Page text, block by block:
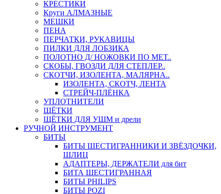
КРЕСТИКИ
Круги АЛМАЗНЫЕ
МЕШКИ
ПЕНА
ПЕРЧАТКИ, РУКАВИЦЫ
ПИЛКИ ДЛЯ ЛОБЗИКА
ПОЛОТНО Д/ НОЖОВКИ ПО МЕТ..
СКОБЫ, ГВОЗДИ ДЛЯ СТЕПЛЕР..
СКОТЧИ, ИЗОЛЕНТА, МАЛЯРНА..
ИЗОЛЕНТА, СКОТЧ, ЛЕНТА
СТРЕЙЧ-ПЛЁНКА
УПЛОТНИТЕЛИ
ЩЁТКИ
ЩЁТКИ ДЛЯ УШМ и дрели
РУЧНОЙ ИНСТРУМЕНТ
БИТЫ
БИТЫ ШЕСТИГРАННИКИ И ЗВЁЗДОЧКИ,
ШЛИЦ
АДАПТЕРЫ, ДЕРЖАТЕЛИ для бит
БИТА ШЕСТИГРАННАЯ
БИТЫ PHILIPS
БИТЫ POZI